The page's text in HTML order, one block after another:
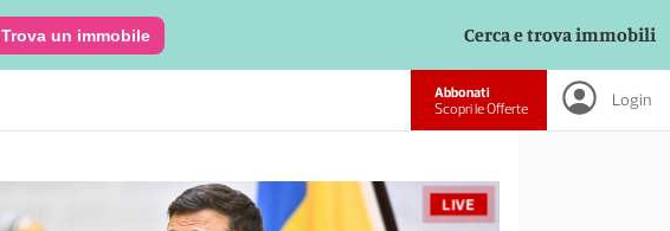
Trova un immobile Cerca e trova immobili
Abbonati
Scopri le Offerte
Login
LIVE